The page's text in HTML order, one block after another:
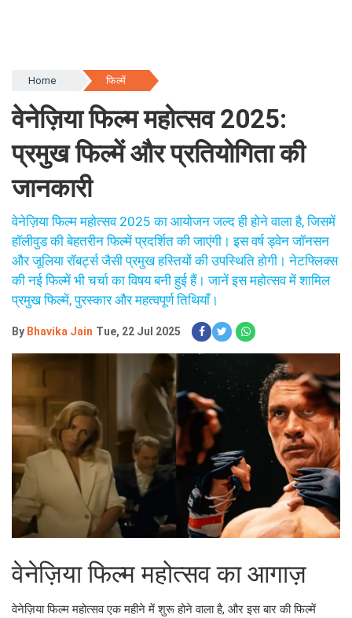
Home फिल्में
वेनेज़िया फिल्म महोत्सव 2025:
प्रमुख फिल्में और प्रतियोगिता की
जानकारी
वेनेज़िया फिल्म महोत्सव 2025 का आयोजन जल्द ही होने वाला है, जिसमें
हॉलीवुड की बेहतरीन फिल्में प्रदर्शित की जाएंगी। इस वर्ष ड्वेन जॉनसन
और जूलिया रॉबर्ट्स जैसी प्रमुख हस्तियों की उपस्थिति होगी। नेटफ्लिक्स
की नई फिल्में भी चर्चा का विषय बनी हुई हैं। जानें इस महोत्सव में शामिल
प्रमुख फिल्में, पुरस्कार और महत्वपूर्ण तिथियाँ।
By Bhavika Jain Tue, 22 Jul 2025
वेनेज़िया फिल्म महोत्सव का आगाज़
वेनेज़िया फिल्म महोत्सव एक महीने में शुरू होने वाला है, और इस बार की फिल्में